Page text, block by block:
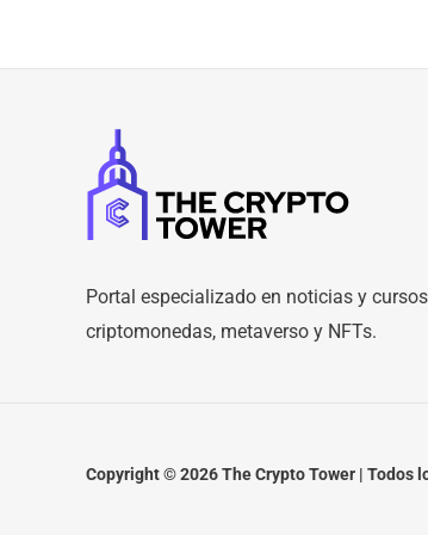
Portal especializado en noticias y
criptomonedas, metaverso y NFTs.
Copyright © 2026 The Crypto Tower | Todos